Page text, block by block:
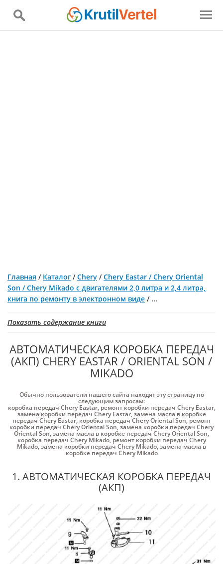
Главная / Каталог /Chery /Chery Eastar / Chery Oriental
Son / Chery Mikado c двигателями 2,0 литра и 2,4 литра,
книга по ремонту в электронном виде / ...
Показать содержание книги
АВТОМАТИЧЕСКАЯ КОРОБКА ПЕРЕДАЧ
(АКП) CHERY EASTAR / ORIENTAL SON /
MIKADO
Обычно пользователи нашего сайта находят эту страницу по
следующим запросам:
коробка передач Chery Eastar, ремонт коробки передач Chery Eastar,
замена коробки передач Chery Eastar,замена масла в коробке
передач Chery Eastar, коробка передач Chery Oriental Son,ремонт
коробки передач Chery Oriental Son,замена коробки передач Chery
Oriental Son,замена масла в коробке передач Chery Oriental Son,
коробка передач Chery Mikado, ремонт коробки передач Chery
Mikado,замена коробки передач Chery Mikado,замена масла в
коробке передач Chery Mikado
1. АВТОМАТИЧЕСКАЯ КОРОБКА ПЕРЕДАЧ
(АКП)